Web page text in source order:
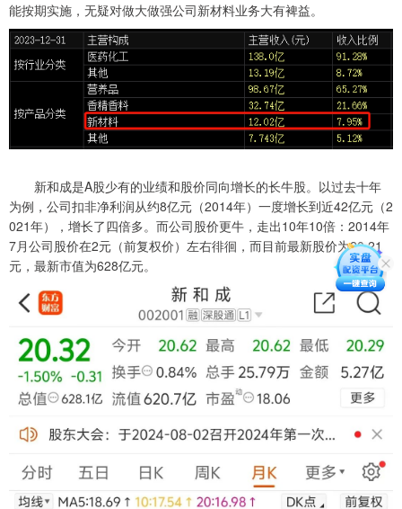
能按期实施，无疑对做大做强公司新材料业务大有裨益。
新和成是A股少有的业绩和股价同向增长的长牛股。以过去十年
为例，公司扣非净利润从约8亿元（2014年）一度增长到近42亿元（2
021年），增长了四倍多。而公司股价更牛，走出10年10倍：2014年
7月公司股价在2元（前复权价）左右徘徊，而目前最新股价为20.21
元，最新市值为628亿元。